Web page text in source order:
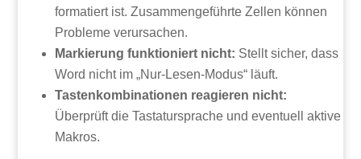
formatiert ist. Zusammengeführte Zellen können
Probleme verursachen.
Markierung funktioniert nicht: Stellt sicher, dass
Word nicht im „Nur-Lesen-Modus“ läuft.
Tastenkombinationen reagieren nicht:
Überprüft die Tastatursprache und eventuell aktive
Makros.